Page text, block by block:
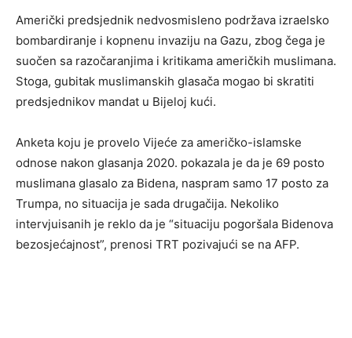
Američki predsjednik nedvosmisleno podržava izraelsko
bombardiranje i kopnenu invaziju na Gazu, zbog čega je
suočen sa razočaranjima i kritikama američkih muslimana.
Stoga, gubitak muslimanskih glasača mogao bi skratiti
predsjednikov mandat u Bijeloj kući.
Anketa koju je provelo Vijeće za američko-islamske
odnose nakon glasanja 2020. pokazala je da je 69 posto
muslimana glasalo za Bidena, naspram samo 17 posto za
Trumpa, no situacija je sada drugačija. Nekoliko
intervjuisanih je reklo da je “situaciju pogoršala Bidenova
bezosjećajnost”, prenosi TRT pozivajući se na AFP.